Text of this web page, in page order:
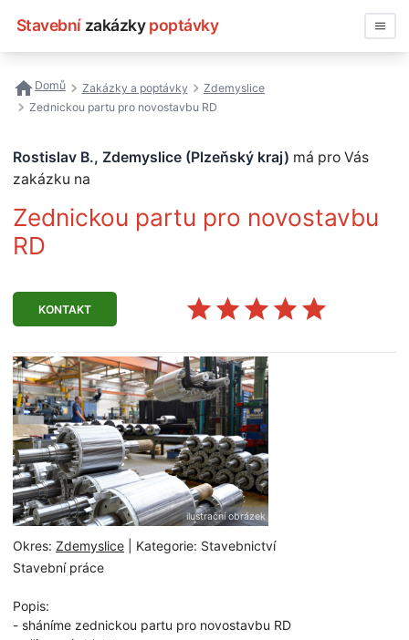
Stavební zakázky poptávky
Všechny zakázky
Nejčastější vyhledávání
Domů Zakázky a poptávky
Zdemyslice
Zednickou partu pro novostavbu RD
Rostislav B., Zdemyslice (Plzeňský kraj) má pro Vás
zakázku na
Zednickou partu pro novostavbu
RD
KONTAKT
Okres: Zdemyslice | Kategorie: Stavebnictví
Stavební práce
Popis:
- sháníme zednickou partu pro novostavbu RD
ilustrační obrázek